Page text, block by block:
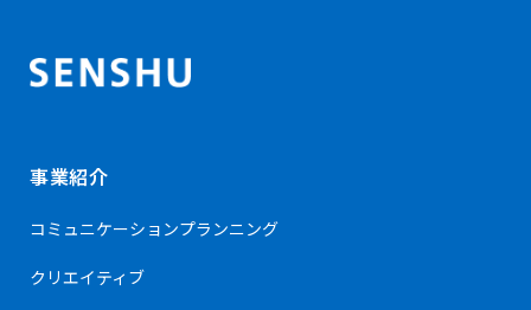
事業紹介
コミュニケーションプランニング
クリエイティブ